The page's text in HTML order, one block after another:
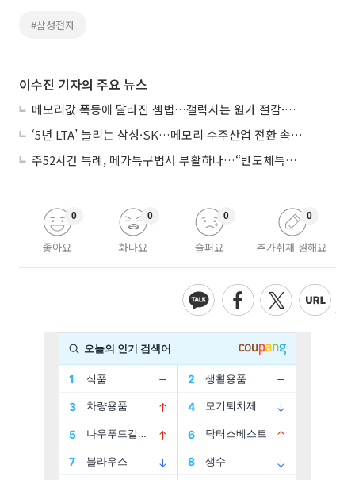
#삼성전자
이수진 기자의 주요 뉴스
메모리값 폭등에 달라진 셈법…갤럭시는 원가 절감·아이폰은 서비스 확대
‘5년 LTA’ 늘리는 삼성·SK…메모리 수주산업 전환 속 다른 셈법
주52시간 특례, 메가특구법서 부활하나…“반도체특별법 담겨야”
좋아요
0
화나요
0
슬퍼요
0
추가취재 원해요
0